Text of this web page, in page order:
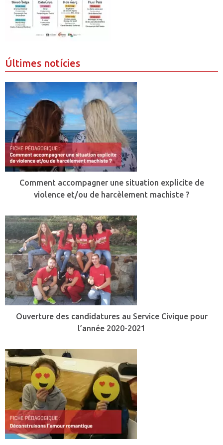
Últimes notícies
Comment accompagner une situation explicite de
violence et/ou de harcèlement machiste ?
Ouverture des candidatures au Service Civique pour
l’année 2020-2021